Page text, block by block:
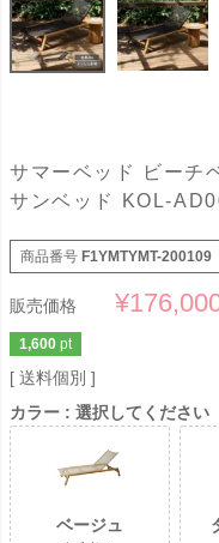
サマーベッド ビーチ
サンベッド KOL-
商品番号 F1YMTYMT-200109
販売価格 ¥
1,600 pt
送料個別
カラー
選択してください
ベージュ